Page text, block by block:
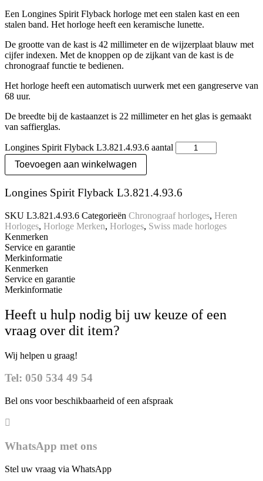
Een Longines Spirit Flyback horloge met een stalen kast en een
stalen band. Het horloge heeft een keramische lunette.
De grootte van de kast is 42 millimeter en de wijzerplaat blauw met
cijfer indexen. Met de knoppen op de zijkant van de kast is de
chronograaf functie te bedienen.
Het horloge heeft een automatisch uurwerk met een gangreserve van
68 uur.
De breedte bij de kastaanzet is 22 millimeter en het glas is gemaakt
van saffierglas.
Longines Spirit Flyback L3.821.4.93.6 aantal
Toevoegen aan winkelwagen
Longines Spirit Flyback L3.821.4.93.6
SKU L3.821.4.93.6 Categorieën Chronograaf horloges, Heren
Horloges, Horloge Merken, Horloges, Swiss made horloges
Kenmerken
Service en garantie
Merkinformatie
Kenmerken
Service en garantie
Merkinformatie
Heeft u hulp nodig bij uw keuze of een
vraag over dit item?
Wij helpen u graag!
Tel: 050 534 49 54
Bel ons voor beschikbaarheid of een afspraak
WhatsApp met ons
Stel uw vraag via WhatsApp